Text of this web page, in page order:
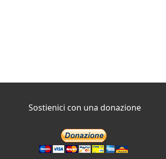
Sostienici con una donazione